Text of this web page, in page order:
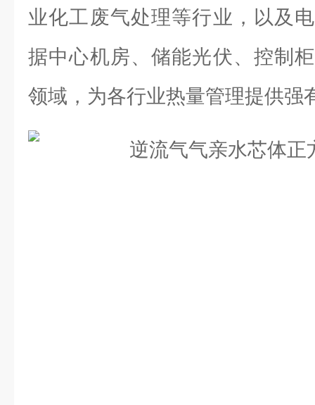
业化工废气处理等行业，以及
据中心机房、储能光伏、控制
领域，为各行业热量管理提供强